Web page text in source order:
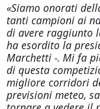
«Siamo onorati
tanti campioni ai
di avere raggiunto
ha esordito la
Marchetti -. Mi fa
di questa
migliore corridori
previsioni meteo,